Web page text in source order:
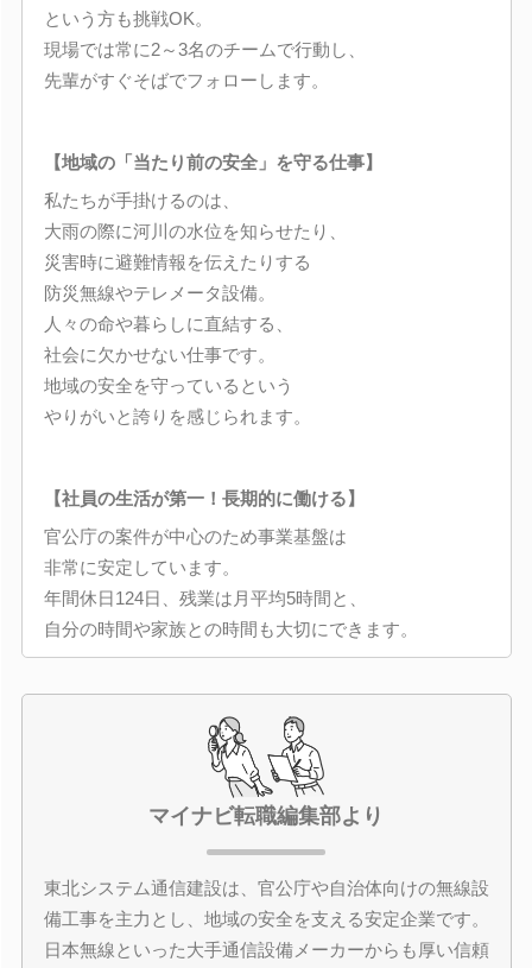
という方も挑戦OK。
現場では常に2～3名のチームで行動し、
先輩がすぐそばでフォローします。
【地域の「当たり前の安全」を守る仕事】
私たちが手掛けるのは、
大雨の際に河川の水位を知らせたり、
災害時に避難情報を伝えたりする
防災無線やテレメータ設備。
人々の命や暮らしに直結する、
社会に欠かせない仕事です。
地域の安全を守っているという
やりがいと誇りを感じられます。
【社員の生活が第一！長期的に働ける】
官公庁の案件が中心のため事業基盤は
非常に安定しています。
年間休日124日、残業は月平均5時間と、
自分の時間や家族との時間も大切にできます。
マイナビ転職編集部より
東北システム通信建設は、官公庁や自治体向けの無線設
備工事を主力とし、地域の安全を支える安定企業です。
日本無線といった大手通信設備メーカーからも厚い信頼